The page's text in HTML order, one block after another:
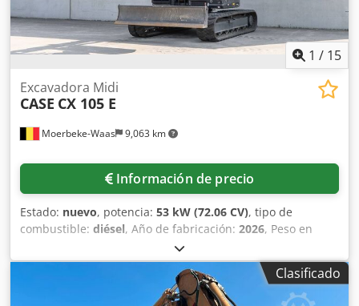
1 / 15
Moerbeke-Waas 9,063 km
Excavadora Midi
CASE CX 105 E
Información de precio
Estado: nuevo, potencia: 53 kW (72.06 CV), tipo de
combustible: diésel, Año de fabricación: 2026, Peso en
vacío: 9.780 kg. Cedpfxezrrw Ae Alrjrf Póngase en contacto
con el departamento de ventas de KEY-TEC para obtener
Clasificado